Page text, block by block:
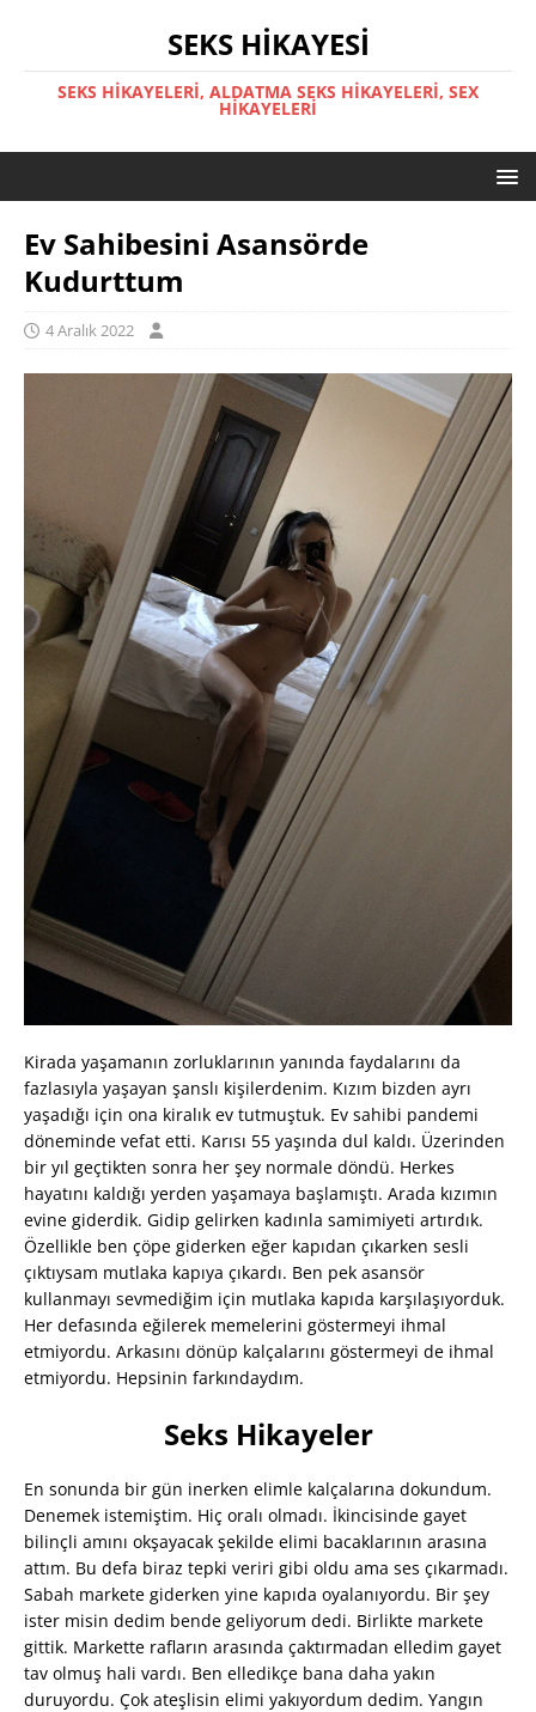
SEKS HIKAYESI
SEKS HIKAYELERI, ALDATMA SEKS HIKAYELERI, SEX
HIKAYELERI
Ev Sahibesini Asansörde
Kudurttum
4 Aralık 2022
Kirada yaşamanın zorluklarının yanında faydalarını da
fazlasıyla yaşayan şanslı kişilerdenim. Kızım bizden ayrı
yaşadığı için ona kiralık ev tutmuştuk. Ev sahibi pandemi
döneminde vefat etti. Karısı 55 yaşında dul kaldı. Üzerinden
bir yıl geçtikten sonra her şey normale döndü. Herkes
hayatını kaldığı yerden yaşamaya başlamıştı. Arada kızımın
evine giderdik. Gidip gelirken kadınla samimiyeti artırdık.
Özellikle ben çöpe giderken eğer kapıdan çıkarken sesli
çıktıysam mutlaka kapıya çıkardı. Ben pek asansör
kullanmayı sevmediğim için mutlaka kapıda karşılaşıyorduk.
Her defasında eğilerek memelerini göstermeyi ihmal
etmiyordu. Arkasını dönüp kalçalarını göstermeyi de ihmal
etmiyordu. Hepsinin farkındaydım.
Seks Hikayeler
En sonunda bir gün inerken elimle kalçalarına dokundum.
Denemek istemiştim. Hiç oralı olmadı. İkincisinde gayet
bilinçli amını okşayacak şekilde elimi bacaklarının arasına
attım. Bu defa biraz tepki veriri gibi oldu ama ses çıkarmadı.
Sabah markete giderken yine kapıda oyalanıyordu. Bir şey
ister misin dedim bende geliyorum dedi. Birlikte markete
gittik. Markette rafların arasında çaktırmadan elledim gayet
tav olmuş hali vardı. Ben elledikçe bana daha yakın
duruyordu. Çok ateşlisin elimi yakıyordum dedim. Yangın